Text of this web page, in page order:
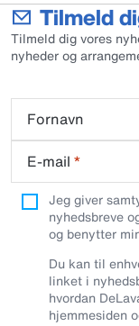
Tilmeld
Tilmeld dig vores
nyheder og
Fornavn
E-mail *
Jeg giver
nyhedsbreve
og benytter
Du kan til
linket i
hvordan
hjemmesiden